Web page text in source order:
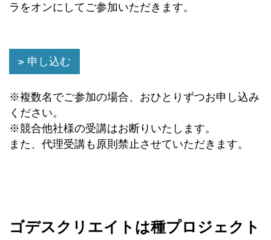
ラをオンにしてご参加いただきます。
申し込む
※複数名でご参加の場合、おひとりずつお申し込み
ください。
※競合他社様の受講はお断りいたします。
また、代理受講も原則禁止させていただきます。
ゴデスクリエイトは種プロジェクト